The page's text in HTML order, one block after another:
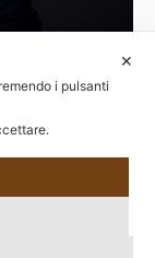
✕
i pulsanti